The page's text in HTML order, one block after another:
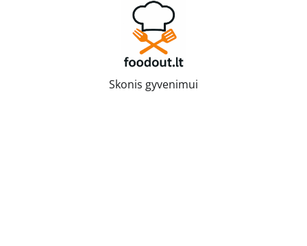
Skonis gyvenimui